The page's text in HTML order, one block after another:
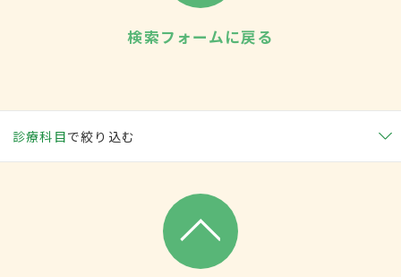
検索フォームに戻る
診療科目で絞り込む